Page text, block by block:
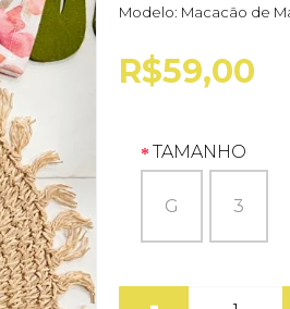
Modelo: Macacão de
R$59,00
TAMANHO
G 3